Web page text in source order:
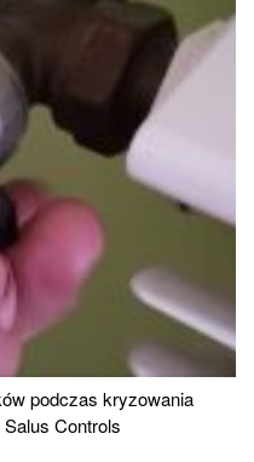
podczas kryzowania
Controls